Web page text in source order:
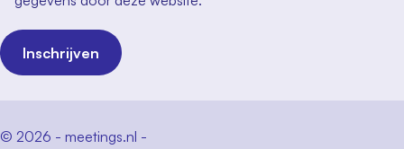
Inschrijven
© 2026 - meetings.nl -